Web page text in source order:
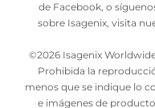
de Facebook, o
sobre Isagenix, visita
©2026 Isagenix
Prohibida la
menos que se indique lo
e imágenes de